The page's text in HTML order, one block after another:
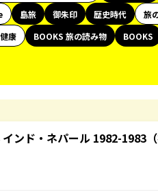
島旅 御朱印 歴史時代 旅
康 BOOKS 旅の読み物 BOOKS
ンド・ネパール 1982-1983（